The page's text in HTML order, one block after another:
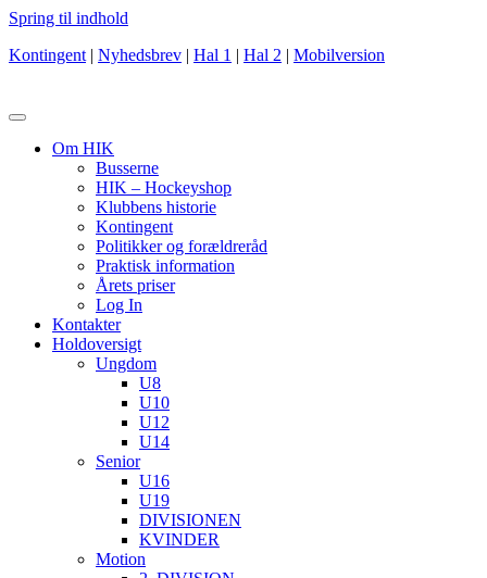
Spring til indhold
Kontingent | Nyhedsbrev | Hal 1 | Hal 2 | Mobilversion
Om HIK
Busserne
HIK – Hockeyshop
Klubbens historie
Kontingent
Politikker og forældreråd
Praktisk information
Årets priser
Log In
Kontakter
Holdoversigt
Ungdom
U8
U10
U12
U14
Senior
U16
U19
DIVISIONEN
KVINDER
Motion